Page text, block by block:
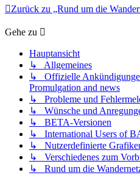
Zurück zu „Rund um die
Gehe zu
Hauptansicht
↳ Allgemeines
↳ Offizielle
Promulgation and news
↳ Probleme und
↳ Wünsche und
↳ BETA-Versionen
↳ International Users of
↳ Nutzerdefinierte
↳ Verschiedenes zum
↳ Rund um die